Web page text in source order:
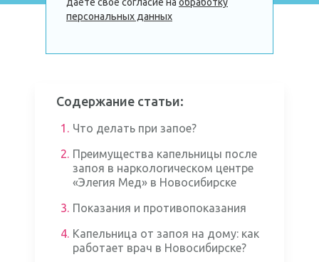
персональных данных
Содержание статьи:
1. Что делать при запое?
2. Преимущества капельницы после
запоя в наркологическом центре
«Элегия Мед» в Новосибирске
3. Показания и противопоказания
4. Капельница от запоя на дому: как
работает врач в Новосибирске?